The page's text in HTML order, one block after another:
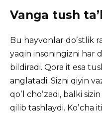
Vanga tush
Bu hayvonlar doʼstlik
yaqin insoningizni har
bildiradi. Qora it esa
anglatadi. Sizni qiyin
qoʼl choʼzadi, balki
qilib tashlaydi. Koʼcha